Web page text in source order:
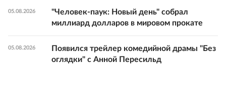
05.08.2026
"Человек-паук: Новый день" собрал
миллиард долларов в мировом прокате
05.08.2026
Появился трейлер комедийной драмы "Без
оглядки" с Анной Пересильд